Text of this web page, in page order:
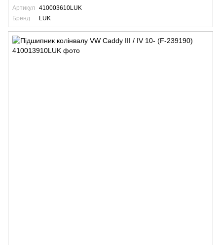
Артикул
410003610LUK
Бренд
LUK